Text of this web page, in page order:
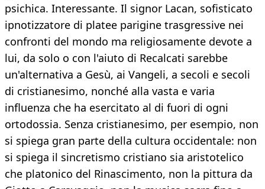
psichica. Interessante. Il signor Lacan, sofisticato
ipnotizzatore di platee parigine trasgressive nei
confronti del mondo ma religiosamente devote a
lui, da solo o con l'aiuto di Recalcati sarebbe
un'alternativa a Gesù, ai Vangeli, a secoli e secoli
di cristianesimo, nonché alla vasta e varia
influenza che ha esercitato al di fuori di ogni
ortodossia. Senza cristianesimo, per esempio, non
si spiega gran parte della cultura occidentale: non
si spiega il sincretismo cristiano sia aristotelico
che platonico del Rinascimento, non la pittura da